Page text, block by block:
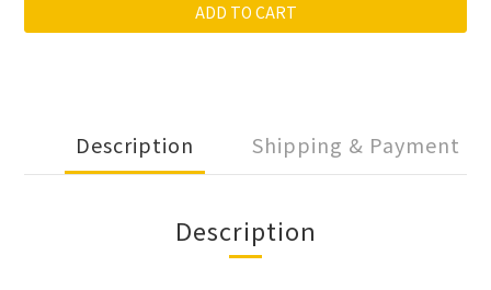
ADD TO CART
Description Shipping & Payment
Description